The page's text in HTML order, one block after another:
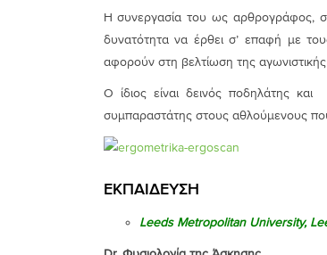
Η συνεργασία του ως αρθρογράφος,
δυνατότητα να έρθει σ’ επαφή με
αφορούν στη βελτίωση της
Ο ίδιος είναι δεινός ποδηλάτης
συμπαραστάτης στους αθλούμενους
ΕΚΠΑΙΔΕΥΣΗ
LeedsMetropolitan University,